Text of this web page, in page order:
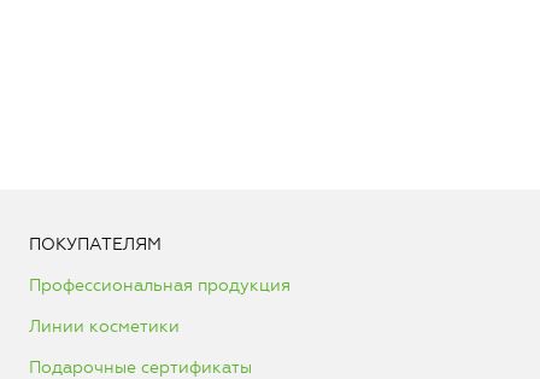
ПОКУПАТЕЛЯМ
Профессиональная продукция
Линии косметики
Подарочные сертификаты